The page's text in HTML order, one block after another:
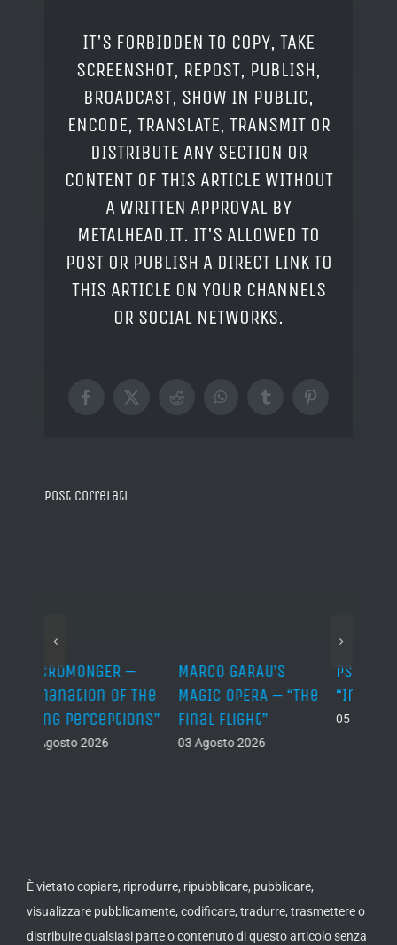
IT'S FORBIDDEN TO COPY, TAKE
SCREENSHOT, REPOST, PUBLISH,
BROADCAST, SHOW IN PUBLIC,
ENCODE, TRANSLATE, TRANSMIT OR
DISTRIBUTE ANY SECTION OR
CONTENT OF THIS ARTICLE WITHOUT
A WRITTEN APPROVAL BY
METALHEAD.IT. IT'S ALLOWED TO
POST OR PUBLISH A DIRECT LINK TO
THIS ARTICLE ON YOUR CHANNELS
OR SOCIAL NETWORKS.
Facebook
X RedditWhatsAppTumblrPinterest
Post correlati
MARCO GARAU’S
MAGIC OPERA – “The
Final Flight”
03 Agosto 2026
PSEUDOBIBLION –
“Index I”
05 Agosto 2026
È vietato copiare, riprodurre, ripubblicare, pubblicare,
visualizzare pubblicamente, codificare, tradurre, trasmettere o
distribuire qualsiasi parte o contenuto di questo articolo senza